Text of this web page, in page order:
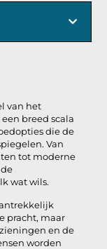
van het
breed scala
die de
Van
tot moderne
wat wils.
pracht, maar
en de
worden